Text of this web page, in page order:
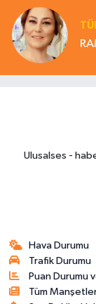
Ulusalses -
Hava Durumu
Trafik Durumu
Puan Durumu
Tüm